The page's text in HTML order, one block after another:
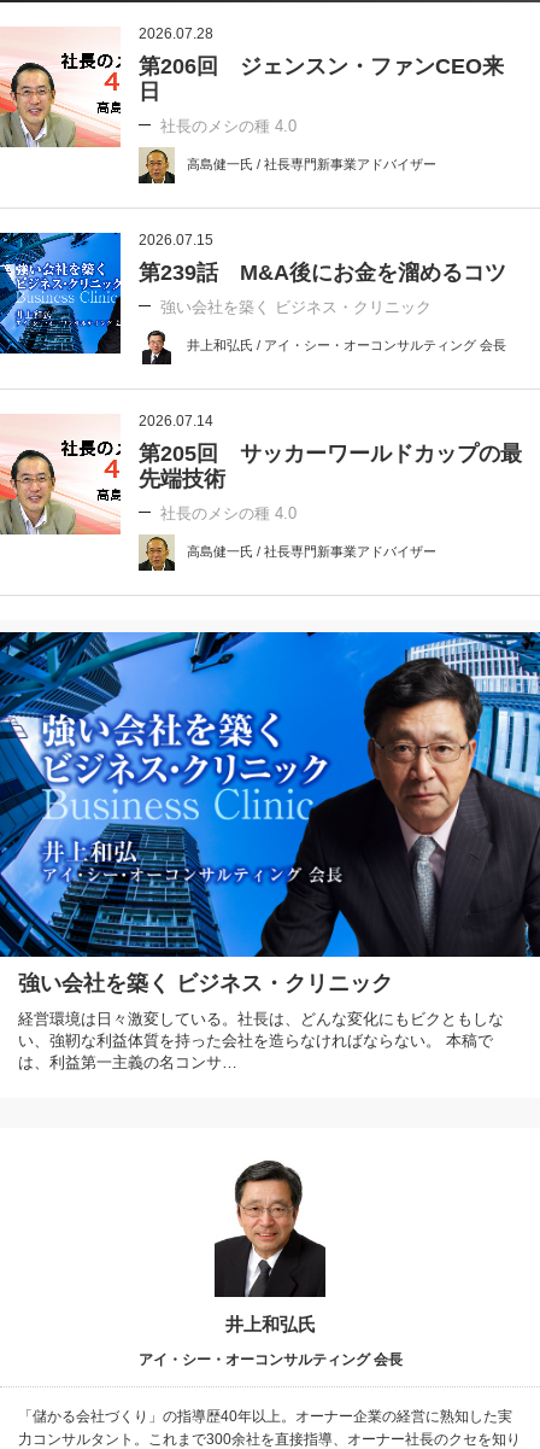
2026.07.28
第206回 ジェンスン・ファンCEO来
日
社長のメシの種 4.0
高島健一氏 / 社長専門新事業アドバイザー
2026.07.15
第239話 M&A後にお金を溜めるコツ
強い会社を築く ビジネス・クリニック
井上和弘氏 / アイ・シー・オーコンサルティング 会長
2026.07.14
第205回 サッカーワールドカップの最
先端技術
社長のメシの種 4.0
高島健一氏 / 社長専門新事業アドバイザー
強い会社を築く ビジネス・クリニック
経営環境は日々激変している。社長は、どんな変化にもビクともしな
い、強靭な利益体質を持った会社を造らなければならない。 本稿で
は、利益第一主義の名コンサ…
井上和弘氏
アイ・シー・オーコンサルティング 会長
「儲かる会社づくり」の指導歴40年以上。オーナー企業の経営に熟知した実
力コンサルタント。これまで300余社を直接指導、オーナー社長のクセを知り